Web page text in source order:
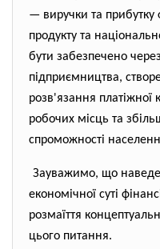
— виручки та прибутку
продукту та
бути забезпечено
підприємництва,
розв'язання платіжної
робочих місць та
спроможності
Зауважимо, що
економічної суті
розмаїття
цього питання.